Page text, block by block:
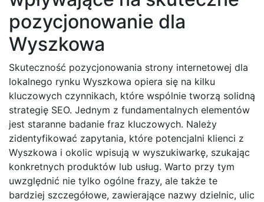
pozycjonowanie dla
Wyszkowa
Skuteczność pozycjonowania strony internetowej dla
lokalnego rynku Wyszkowa opiera się na kilku
kluczowych czynnikach, które wspólnie tworzą solidną
strategię SEO. Jednym z fundamentalnych elementów
jest staranne badanie fraz kluczowych. Należy
zidentyfikować zapytania, które potencjalni klienci z
Wyszkowa i okolic wpisują w wyszukiwarkę, szukając
konkretnych produktów lub usług. Warto przy tym
uwzględnić nie tylko ogólne frazy, ale także te
bardziej szczegółowe, zawierające nazwy dzielnic, ulic